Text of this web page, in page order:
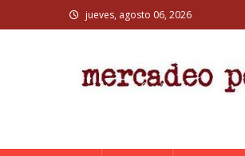
to
jueves, agosto 06, 2026